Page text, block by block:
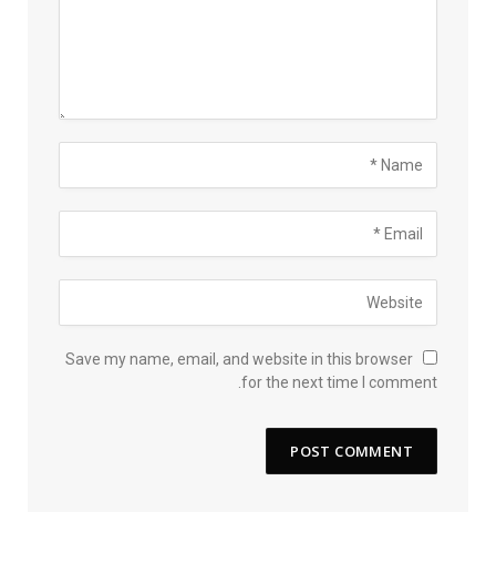
Save my name, email, and website in this browser
for the next time I comment.